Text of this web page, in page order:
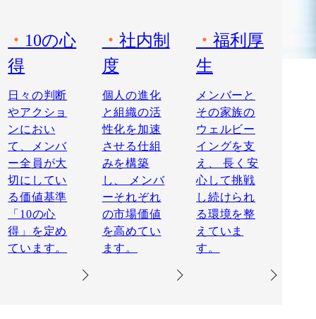
10の心
得
日々の判断
やアクショ
ンにおい
て、メンバ
ー全員が大
切にしてい
る価値基準
「10の心
得」を定め
ています。
社内制
度
個人の進化
と組織の活
性化を加速
させる仕組
みを構築
し、 メンバ
ーそれぞれ
の市場価値
を高めてい
ます。
福利厚
生
メンバーと
その家族の
ウェルビー
イングを支
え、 長く安
心して挑戦
し続けられ
る環境を整
えていま
す。